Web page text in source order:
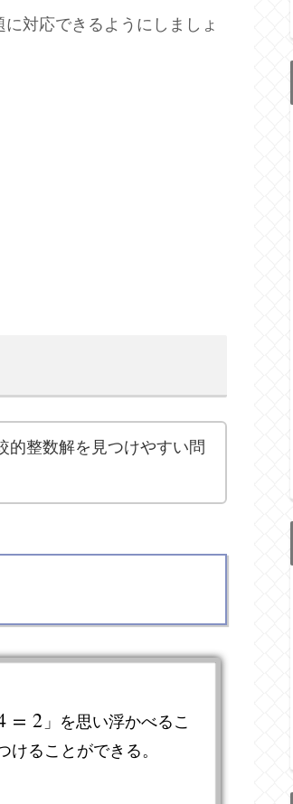
対応できるようにしましょ
的整数解を見つけやすい問
= 2
2
」を思い浮かべるこ
けることができる。